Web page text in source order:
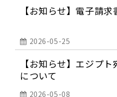
【お知らせ】電子請
2026-05-25
【お知らせ】エジプ
について
2026-05-08